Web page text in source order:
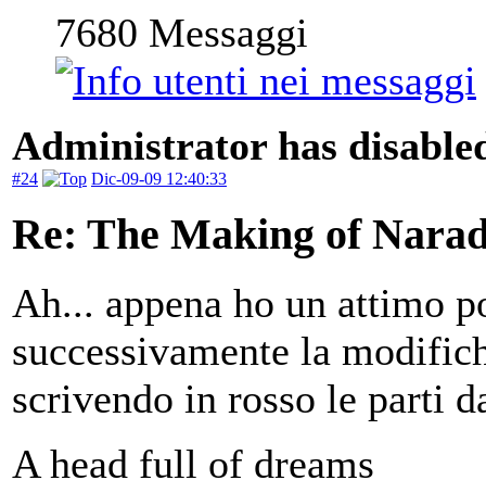
7680 Messaggi
Administrator has
#24 Dic-09-09 12:40:33
Re: The Making of
Ah... appena ho un attimo
successivamente la
scrivendo in rosso le parti
A head full of dreams